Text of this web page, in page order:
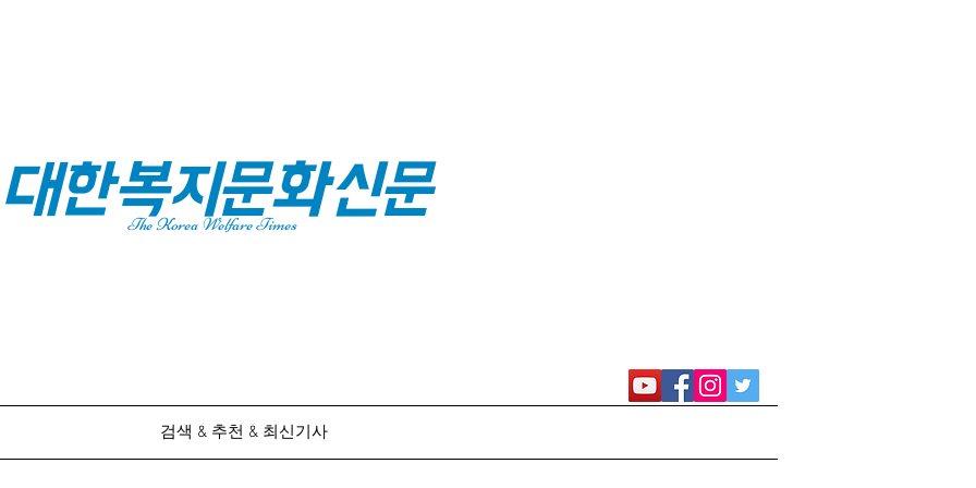
대한복지문화신문
The Korea Welfare Times
검색 & 추천 & 최신기사